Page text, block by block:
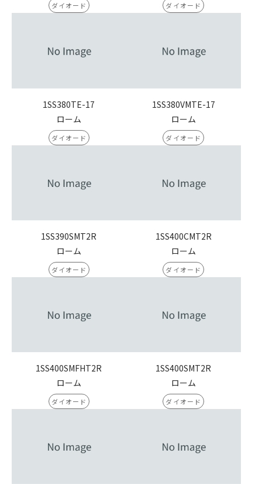
ダイオード ダイオード
1SS380TE-17
ローム
ダイオード
1SS380VMTE-17
ローム
ダイオード
1SS390SMT2R
ローム
ダイオード
1SS400CMT2R
ローム
ダイオード
1SS400SMFHT2R
ローム
ダイオード
1SS400SMT2R
ローム
ダイオード